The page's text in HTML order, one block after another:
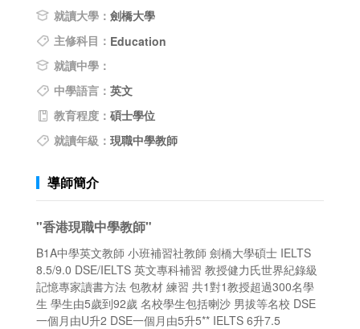
就讀大學： 劍橋大學
主修科目： Education
就讀中學：
中學語言： 英文
教育程度： 碩士學位
就讀年級： 現職中學教師
導師簡介
"香港現職中學教師"
B1A中學英文教師 小班補習社教師 劍橋大學碩士 IELTS
8.5/9.0 DSE/IELTS 英文專科補習 教授健力氏世界紀錄級
記憶專家讀書方法 包教材 練習 共1對1教授超過300名學
生 學生由5歲到92歲 名校學生包括喇沙 男拔等名校 DSE
一個月由U升2 DSE一個月由5升5** IELTS 6升7.5